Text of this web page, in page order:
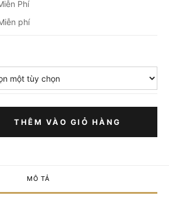
Phí
phí
THÊM VÀO GIỎ HÀNG
MÔ TẢ